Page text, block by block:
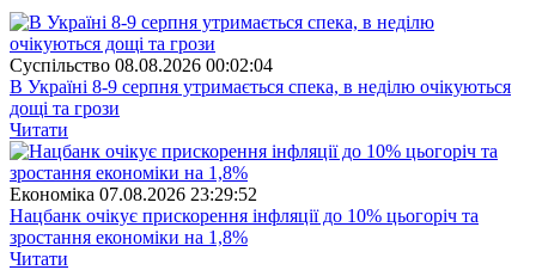
Суспiльство 08.08.2026 00:02:04
В Україні 8-9 серпня утримається спека, в неділю очікуються
дощі та грози
Читати
Економіка 07.08.2026 23:29:52
Нацбанк очікує прискорення інфляції до 10% цьогоріч та
зростання економіки на 1,8%
Читати